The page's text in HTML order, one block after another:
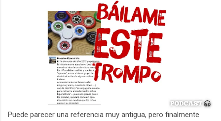
Puede parecer una referencia muy antigua, pero finalmente